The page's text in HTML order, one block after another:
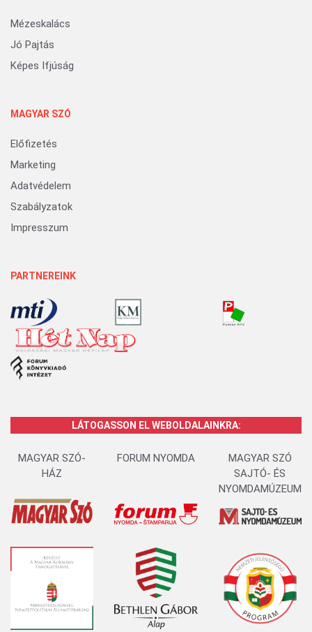
Mézeskalács
Jó Pajtás
Képes Ifjúság
MAGYAR SZÓ
Előfizetés
Marketing
Adatvédelem
Szabályzatok
Impresszum
PARTNEREINK
LÁTOGASSON EL WEBOLDALAINKRA:
MAGYAR SZÓ-
HÁZ
FORUM NYOMDA
MAGYAR SZÓ
SAJTÓ- ÉS
NYOMDAMÚZEUM